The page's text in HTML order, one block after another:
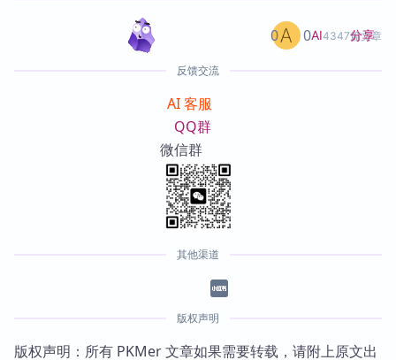
AI4347篇文章
0 0 分享
反馈交流
AI 客服
QQ群
微信群
其他渠道
版权声明
版权声明：所有 PKMer 文章如果需要转载，请附上原文出